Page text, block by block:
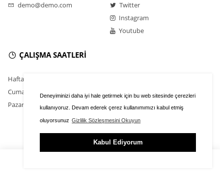
Deneyiminizi daha iyi hale getirmek için bu web sitesinde çerezleri
kullanıyoruz. Devam ederek çerez kullanımımızı kabul etmiş
oluyorsunuz Gizlilik Sözleşmesini Okuyun
Kabul Ediyorum
demo@demo.com
Twitter
Instagram
Youtube
ÇALIŞMA SAATLERİ
Hafta İçi : 9.00 - 18.30
Cumartesi : 11.00 - 16.00
Pazar : Kapalı